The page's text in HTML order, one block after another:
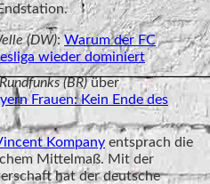
(DW):Warum der FC
wieder dominiert
(BR)über
Frauen: Kein Ende des
Kompany entsprach die
Mittelmaß. Mit der
hat der deutsche